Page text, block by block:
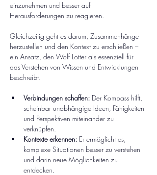
einzunehmen und besser auf
Herausforderungen zu reagieren.
Gleichzeitig geht es darum, Zusammenhänge
herzustellen und den Kontext zu erschließen –
ein Ansatz, den Wolf Lotter als essenziell für
das Verstehen von Wissen und Entwicklungen
beschreibt.
Verbindungen schaffen: Der Kompass hilft,
scheinbar unabhängige Ideen, Fähigkeiten
und Perspektiven miteinander zu
verknüpfen.
Kontexte erkennen: Er ermöglicht es,
komplexe Situationen besser zu verstehen
und darin neue Möglichkeiten zu
entdecken.